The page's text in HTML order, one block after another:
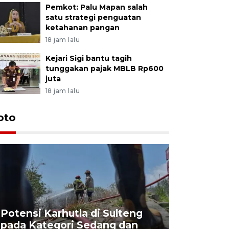
Pemkot: Palu Mapan salah
satu strategi penguatan
ketahanan pangan
18 jam lalu
Kejari Sigi bantu tagih
tunggakan pajak MBLB Rp600
juta
18 jam lalu
Potensi Karhutla di Sulteng
pada Kategori Sedang dan